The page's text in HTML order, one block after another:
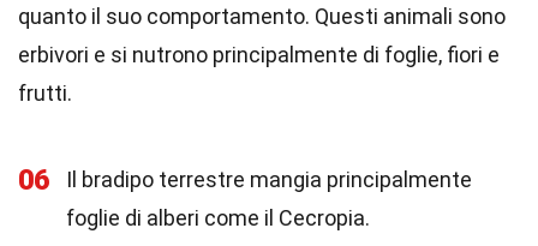
quanto il suo comportamento. Questi animali sono
erbivori e si nutrono principalmente di foglie, fiori e
frutti.
06
Il bradipo terrestre mangia principalmente
foglie di alberi come il Cecropia.